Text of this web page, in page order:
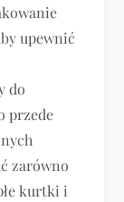
upewnić
do
przede
zarówno
kurtki i